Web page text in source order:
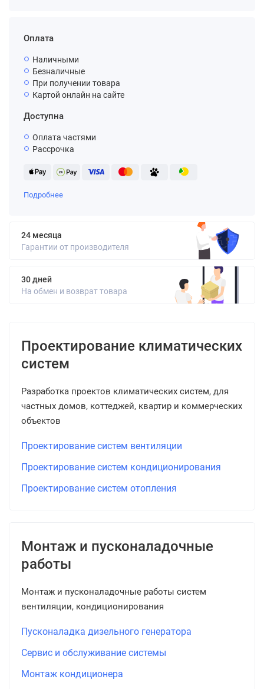
Оплата
Наличными
Безналичные
При получении товара
Картой онлайн на сайте
Доступна
Оплата частями
Рассрочка
Подробнее
24 месяца
Гарантии от производителя
30 дней
На обмен и возврат товара
Проектирование климатических
систем
Разработка проектов климатических систем, для
частных домов, коттеджей, квартир и коммерческих
объектов
Проектирование систем вентиляции
Проектирование систем кондиционирования
Проектирование систем отопления
Монтаж и пусконаладочные
работы
Монтаж и пусконаладочные работы систем
вентиляции, кондиционирования
Пусконаладка дизельного генератора
Сервис и обслуживание системы
Монтаж кондиционера